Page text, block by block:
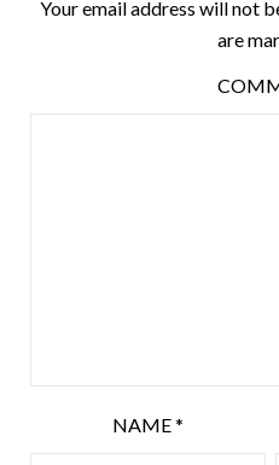
Your email address will not
are
NAME*